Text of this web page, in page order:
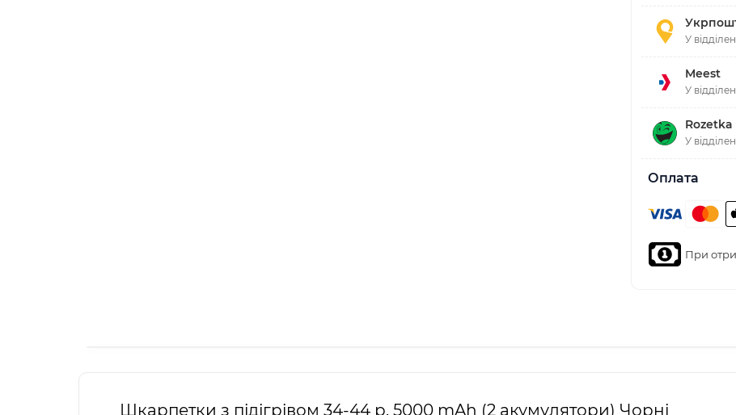
У
Meest
У
У
Оплата
При
Шкарпетки з підігрівом 34-44 р. 5000 mAh (2 акумулятори) Чорні